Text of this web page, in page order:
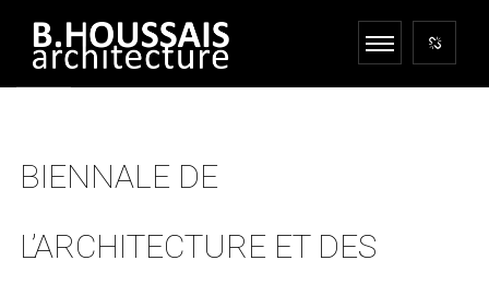
BIENNALE DE
L’ARCHITECTURE ET DES